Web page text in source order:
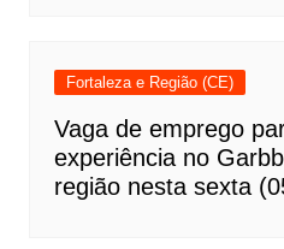
Fortaleza e Região (CE)
Vaga de emprego
experiência no
região nesta sexta